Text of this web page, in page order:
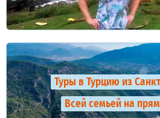
Туры в Турцию из
Всей семьей на